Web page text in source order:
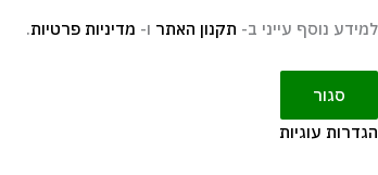
למידע נוסף עייני ב- תקנון האתר ו- מדיניות פרטיות.
סגור
הגדרות עוגיות